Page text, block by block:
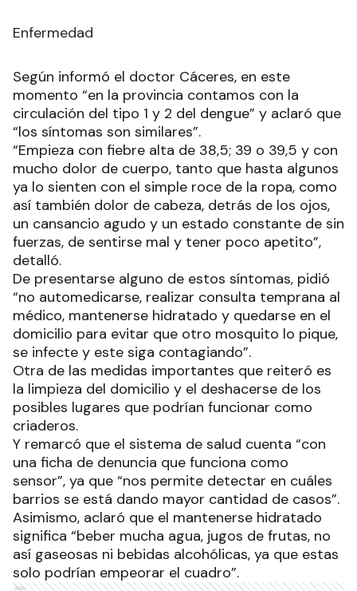
Enfermedad
Según informó el doctor Cáceres, en este
momento “en la provincia contamos con la
circulación del tipo 1 y 2 del dengue” y aclaró que
“los síntomas son similares”.
“Empieza con fiebre alta de 38,5; 39 o 39,5 y con
mucho dolor de cuerpo, tanto que hasta algunos
ya lo sienten con el simple roce de la ropa, como
así también dolor de cabeza, detrás de los ojos,
un cansancio agudo y un estado constante de sin
fuerzas, de sentirse mal y tener poco apetito”,
detalló.
De presentarse alguno de estos síntomas, pidió
“no automedicarse, realizar consulta temprana al
médico, mantenerse hidratado y quedarse en el
domicilio para evitar que otro mosquito lo pique,
se infecte y este siga contagiando”.
Otra de las medidas importantes que reiteró es
la limpieza del domicilio y el deshacerse de los
posibles lugares que podrían funcionar como
criaderos.
Y remarcó que el sistema de salud cuenta “con
una ficha de denuncia que funciona como
sensor”, ya que “nos permite detectar en cuáles
barrios se está dando mayor cantidad de casos”.
Asimismo, aclaró que el mantenerse hidratado
significa “beber mucha agua, jugos de frutas, no
así gaseosas ni bebidas alcohólicas, ya que estas
solo podrían empeorar el cuadro”.
Ads